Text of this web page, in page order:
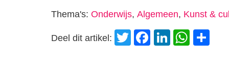
Thema's: Onderwijs, Algemeen, Kunst &
Deel dit artikel: Twitter
Facebook
LinkedIn